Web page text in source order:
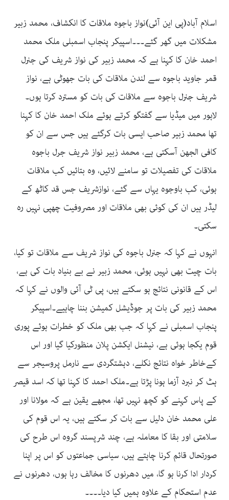
اسلام آباد(پی این آئی)نواز باجوہ ملاقات کا انکشاف، محمد زبیر
مشکلات میں گھر گئے۔۔۔اسپیکر پنجاب اسمبلی ملک محمد
احمد خان کا کہنا ہے کہ محمد زبیر کی نواز شریف کی جنرل
قمر جاوید باجوہ سے لندن ملاقات کی بات جھوٹی ہے، نواز
شریف جنرل باجوہ سے ملاقات کی بات کو مسترد کرتا ہوں۔
لاہور میں میڈیا سے گفتگو کرتے ہوئے ملک احمد خان کا کہنا
تھا محمد زبیر صاحب ایسی بات کرگئے ہیں جس سے ان کو
کافی الجھن آسکتی ہے، محمد زبیر نواز شریف جرل باجوہ
ملاقات کی تفصیلات تو سامنے لائیں، وہ بتائیں کب ملاقات
ہوئی، کب باوجوہ یہاں سے گئے، نوازشریف جس قد کاٹھ کے
لیڈر ہیں ان کی کوئی بھی ملاقات اور مصروفیت چھپی نہیں رہ
سکتی۔
انہوں نے کہا کہ جنرل باجوہ کی نواز شریف سے ملاقات تو کیا،
بات چیت بھی نہیں ہوئی، محمد زبیر نے بے بنیاد بات کی ہے،
اس کے قانونی نتائج ہو سکتے ہیں، پی ٹی آئی والوں نے کہا کہ
محمد زبیر کی بات پر جوڈیشل کمیشن بننا چاہیے۔اسپیکر
پنجاب اسمبلی نے کہا کہ جب بھی ملک کو خطرات ہوئے پوری
قوم یکجا ہوئی ہے، نیشنل ایکشن پلان منظورکیا گیا اور اس
کےخاطر خواہ نتائج نکلے، دہشتگردی سے نارمل پروسیجر سے
ہٹ کر نبرد آزما ہونا پڑتا ہے۔ملک احمد کا کہنا تھا کہ اسد قیصر
کے پاس کہنے کو کچھ نہیں تھا، مجھے یقین ہے کہ مولانا اور
علی محمد خان دلیل سے بات کر سکتے ہیں، یہ اس قوم کی
سلامتی اور بقا کا معاملہ ہے، چند شرپسند گروہ اس طرح کی
صورتحال قائم کرنا چاہتے ہیں، سیاسی جماعتوں کو اس پر اپنا
کردار ادا کرنا ہو گا، میں دھرنوں کا مخالف رہا ہوں، دھرنوں نے
عدم استحکام کے علاوہ ہمیں کیا دیا۔۔۔۔